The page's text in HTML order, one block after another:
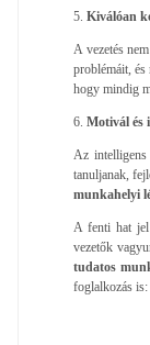
5. Kiválóan
A vezetés
problémáit, és
hogy mindig
6. Motivál és
Az
tanuljanak,
munkahelyi
A fenti hat
vezetők
tudatos
foglalkozás